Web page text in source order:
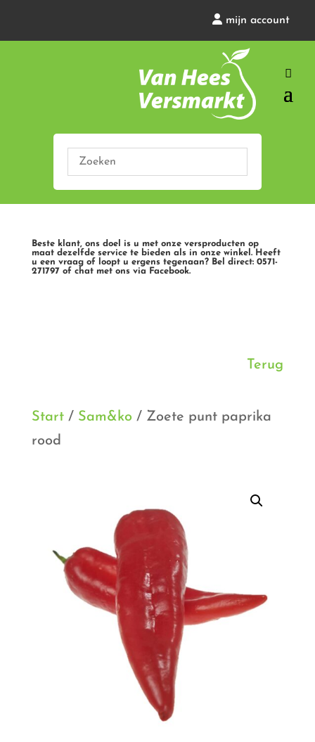
mijn account
Beste klant, ons doel is u met onze versproducten op
maat dezelfde service te bieden als in onze winkel. Heeft
u een vraag of loopt u ergens tegenaan? Bel direct: 0571-
271797 of chat met ons via Facebook.
Terug
Start/ Sam&ko / Zoete punt paprika
rood